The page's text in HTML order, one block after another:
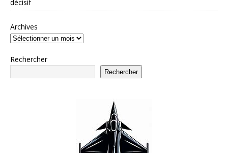
décisif
Archives
Rechercher
Rechercher